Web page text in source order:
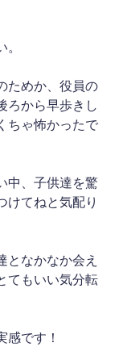
ためか、役員の
ろから早歩きし
ちゃ怖かったで
中、子供達を驚
けてねと気配り
となかなか会え
てもいい気分転
感です！